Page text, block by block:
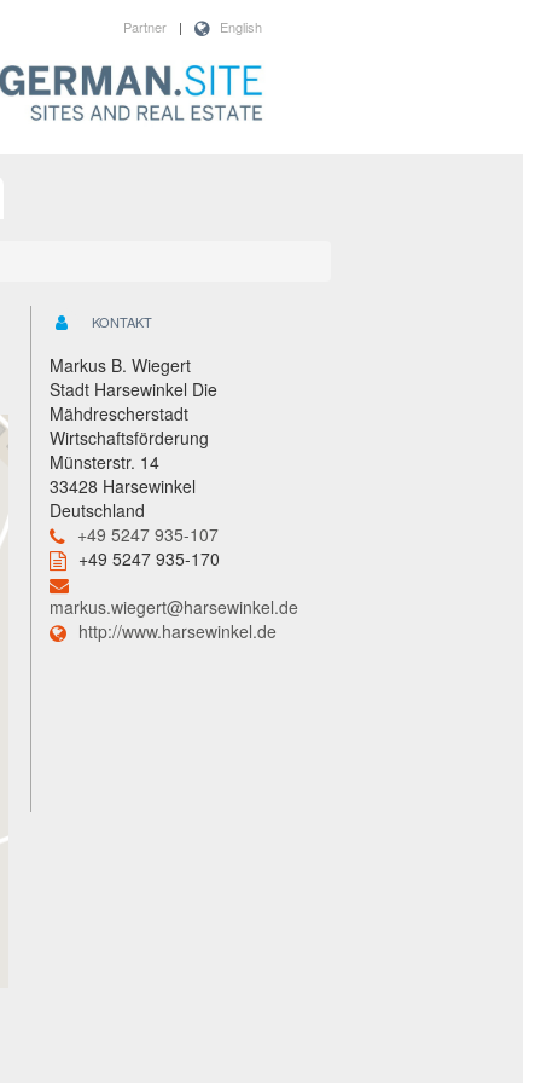
English
|
Partner
KONTAKT
Markus B. Wiegert
Stadt Harsewinkel Die
Mähdrescherstadt
Wirtschaftsförderung
Münsterstr. 14
33428 Harsewinkel
Deutschland
+49 5247 935-107
+49 5247 935-170
markus.wiegert@harsewinkel.de
http://www.harsewinkel.de